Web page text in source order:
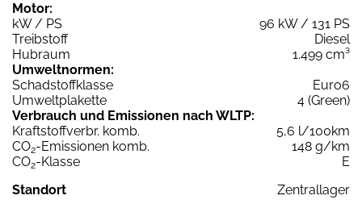
Motor:
kW / PS
96 kW / 131 PS
Treibstoff
Diesel
Hubraum
1.499 cm³
Umweltnormen:
Schadstoffklasse
Euro6
Umweltplakette
4 (Green)
Verbrauch und Emissionen nach WLTP:
Kraftstoffverbr. komb.
5,6 l/100km
CO2-Emissionen komb.
148 g/km
CO2-Klasse
E
Standort
Zentrallager